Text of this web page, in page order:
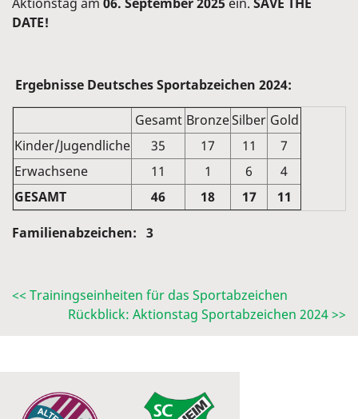
DATE!
Ergebnisse Deutsches Sportabzeichen 2024:
Gesamt BronzeSilber Gold
Kinder/Jugendliche
35 17 11
7
Erwachsene
11 1 6
4
GESAMT
46 18 17 11
Familienabzeichen: 3
<< Trainingseinheiten für das Sportabzeichen
Rückblick: Aktionstag Sportabzeichen 2024 >>